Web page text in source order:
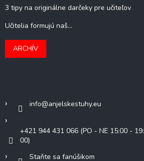
3 tipy na originálne darčeky pre učiteľov
Učitelia formujú naš...
ARCHÍV
info@anjelskestuhy.eu
+421 944 431 066 (PO - NE 15:00 - 19:
00)
Staňte sa fanúšikom